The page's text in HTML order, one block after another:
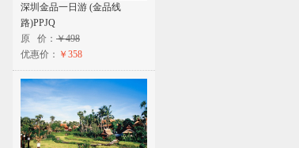
深圳金品一日游 (金品线
路)PPJQ
原 价： ￥498
优惠价： ￥358